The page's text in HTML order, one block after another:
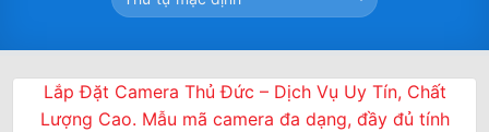
Lắp Đặt Camera Thủ Đức – Dịch Vụ Uy Tín, Chất
Lượng Cao. Mẫu mã camera đa dạng, đầy đủ tính